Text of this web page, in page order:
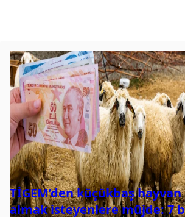
TİGEM’den küçükbaş hayvan
almak isteyenlere müjde: 7